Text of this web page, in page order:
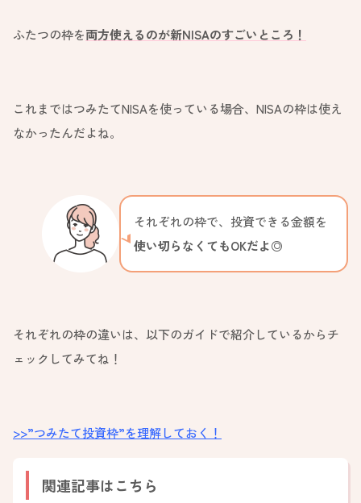
ふたつの枠を両方使えるのが新NISAのすごいところ！
これまではつみたてNISAを使っている場合、NISAの枠は使え
なかったんだよね。
それぞれの枠で、投資できる金額を
使い切らなくてもOKだよ◎
それぞれの枠の違いは、以下のガイドで紹介しているからチ
ェックしてみてね！
>>”つみたて投資枠”を理解しておく！
関連記事はこちら